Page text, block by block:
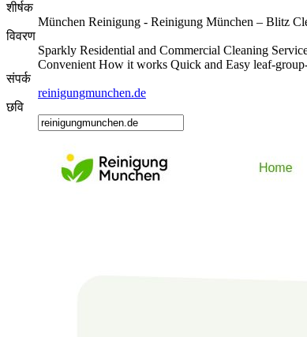
शीर्षक
München Reinigung - Reinigung München – Blitz
विवरण
Sparkly Residential and Commercial Cleaning
Convenient How it works Quick and Easy leaf-
संपर्क
reinigungmunchen.de
छवि